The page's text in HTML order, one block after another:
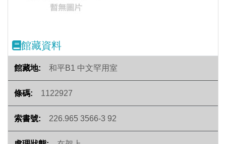
館藏資料
和平B1 中文罕用室
1122927
226.965 3566-3 92